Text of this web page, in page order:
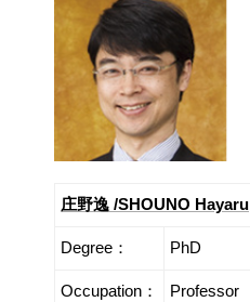
庄野逸 /SHOUNO Hayaru
Degree： PhD
Occupation： Professor